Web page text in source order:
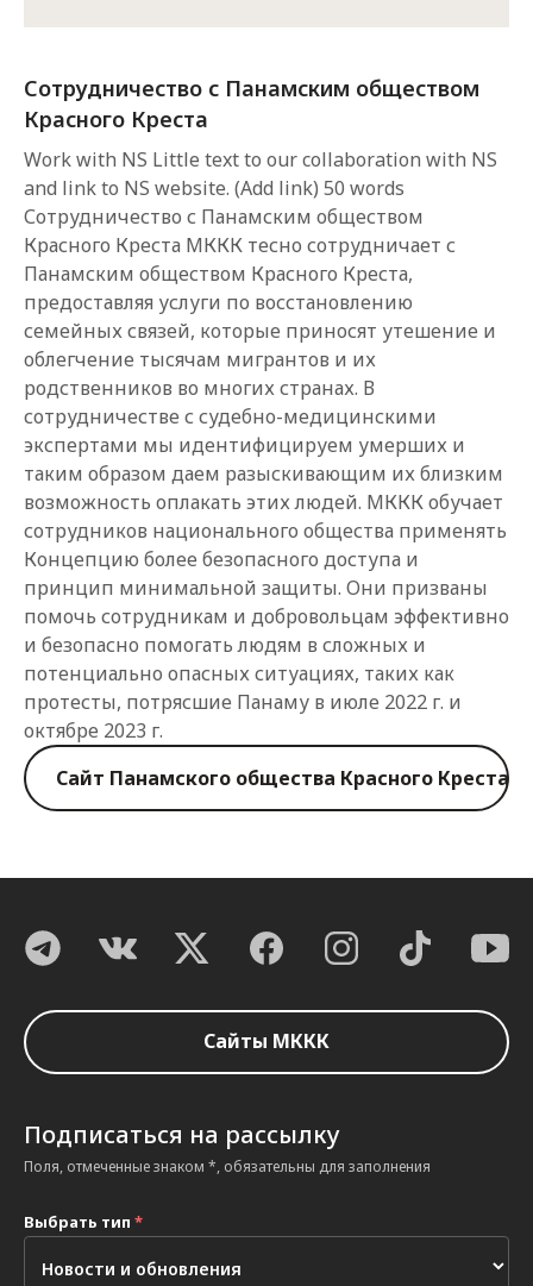
Сотрудничество с Панамским обществом
Красного Креста
Work with NS Little text to our collaboration with NS
and link to NS website. (Add link) 50 words
Сотрудничество с Панамским обществом
Красного Креста МККК тесно сотрудничает с
Панамским обществом Красного Креста,
предоставляя услуги по восстановлению
семейных связей, которые приносят утешение и
облегчение тысячам мигрантов и их
родственников во многих странах. В
сотрудничестве с судебно-медицинскими
экспертами мы идентифицируем умерших и
таким образом даем разыскивающим их близким
возможность оплакать этих людей. МККК обучает
сотрудников национального общества применять
Концепцию более безопасного доступа и
принцип минимальной защиты. Они призваны
помочь сотрудникам и добровольцам эффективно
и безопасно помогать людям в сложных и
потенциально опасных ситуациях, таких как
протесты, потрясшие Панаму в июле 2022 г. и
октябре 2023 г.
Сайт Панамского общества Красного Креста
Сайты МККК
Подписаться на рассылку
Поля, отмеченные знаком *, обязательны для заполнения
Выбрать тип *